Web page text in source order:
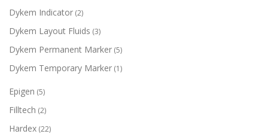
Dykem Indicator (2)
Dykem Layout Fluids (3)
Dykem Permanent Marker (5)
Dykem Temporary Marker (1)
Epigen (5)
Filltech (2)
Hardex (22)